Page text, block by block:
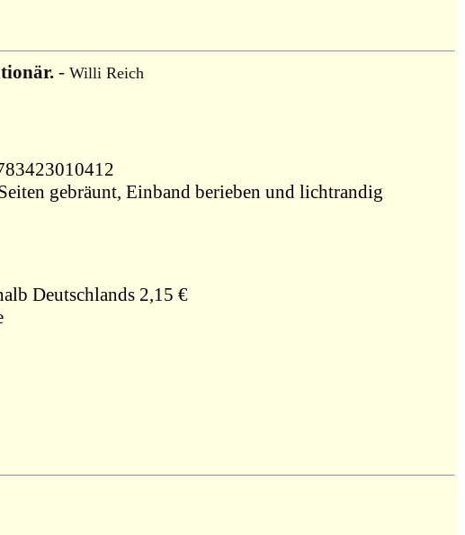
- Willi Reich
gebräunt, Einband berieben und lichtrandig
Deutschlands 2,15 €